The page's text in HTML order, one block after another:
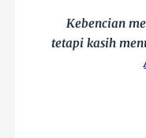
Kebencian
tetapi kasih